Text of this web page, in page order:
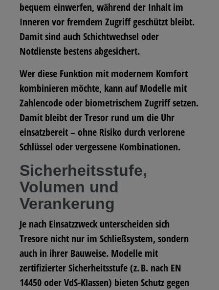
bequem einwerfen, während der Inhalt im
Inneren vor fremdem Zugriff geschützt bleibt.
Damit sind auch Schichtwechsel oder
Notdienste bestens abgesichert.
Wer diese Funktion mit modernem Komfort
kombinieren möchte, kann auf Modelle mit
Zahlencode oder biometrischem Zugriff setzen.
Damit bleibt der Tresor rund um die Uhr
einsatzbereit – ohne Risiko durch verlorene
Schlüssel oder vergessene Kombinationen.
Sicherheitsstufe,
Volumen und
Verankerung
Je nach Einsatzzweck unterscheiden sich
Tresore nicht nur im Schließsystem, sondern
auch in ihrer Bauweise. Modelle mit
zertifizierter Sicherheitsstufe (z. B. nach EN
14450 oder VdS-Klassen) bieten Schutz gegen